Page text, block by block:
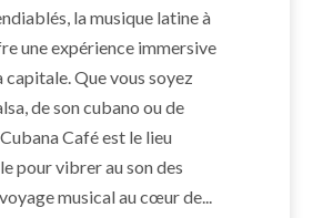
la musique latine à
une expérience immersive
capitale. Que vous soyez
de son cubano ou de
Café est le lieu
pour vibrer au son des
musical au cœur de...